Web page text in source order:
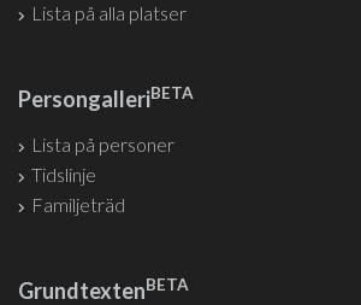
Lista på alla platser
PersongalleriBETA
Lista på personer
Tidslinje
Familjeträd
GrundtextenBETA